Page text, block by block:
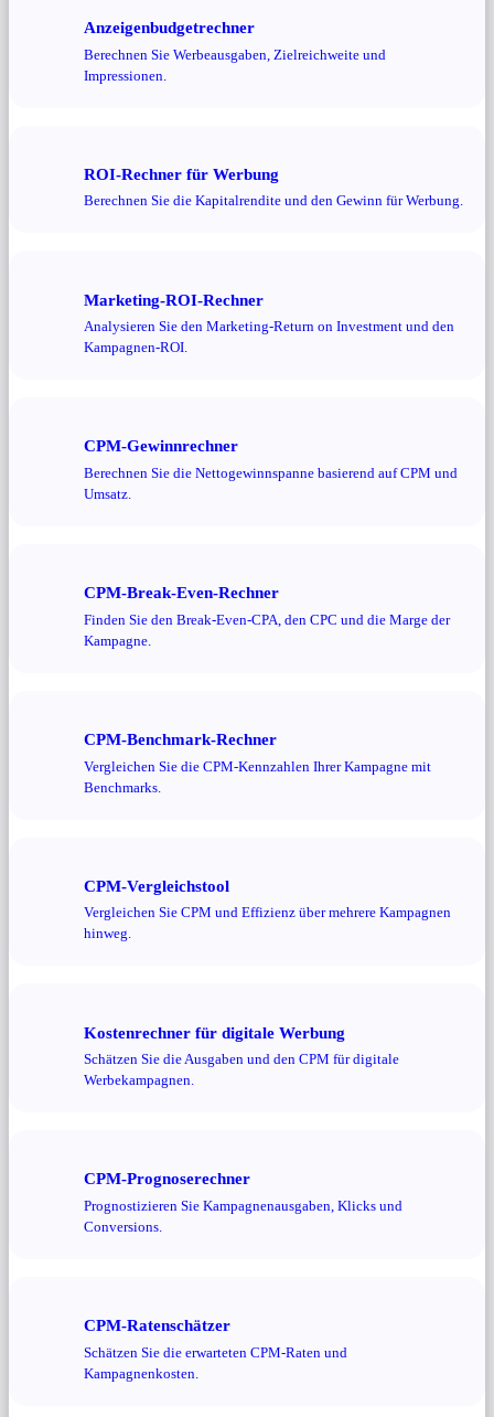
Anzeigenbudgetrechner
Berechnen Sie Werbeausgaben, Zielreichweite und
Impressionen.
ROI-Rechner für Werbung
Berechnen Sie die Kapitalrendite und den Gewinn für Werbung.
Marketing-ROI-Rechner
Analysieren Sie den Marketing-Return on Investment und den
Kampagnen-ROI.
CPM-Gewinnrechner
Berechnen Sie die Nettogewinnspanne basierend auf CPM und
Umsatz.
CPM-Break-Even-Rechner
Finden Sie den Break-Even-CPA, den CPC und die Marge der
Kampagne.
CPM-Benchmark-Rechner
Vergleichen Sie die CPM-Kennzahlen Ihrer Kampagne mit
Benchmarks.
CPM-Vergleichstool
Vergleichen Sie CPM und Effizienz über mehrere Kampagnen
hinweg.
Kostenrechner für digitale Werbung
Schätzen Sie die Ausgaben und den CPM für digitale
Werbekampagnen.
CPM-Prognoserechner
Prognostizieren Sie Kampagnenausgaben, Klicks und
Conversions.
CPM-Ratenschätzer
Schätzen Sie die erwarteten CPM-Raten und
Kampagnenkosten.